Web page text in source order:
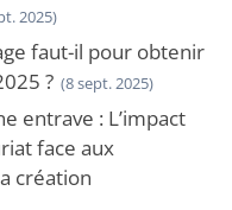
2025)
faut-il pour obtenir
? (8 sept. 2025)
entrave : L’impact
face aux
création